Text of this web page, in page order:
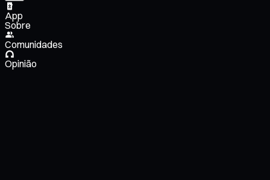
App
Sobre
Comunidades
Opinião